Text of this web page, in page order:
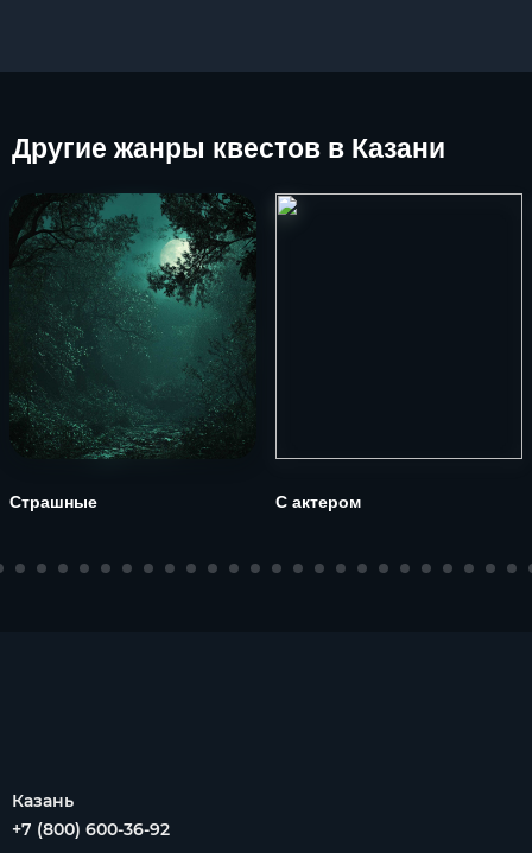
Другие жанры квестов в Казани
Страшные С актером
Казань
+7 (800) 600-36-92